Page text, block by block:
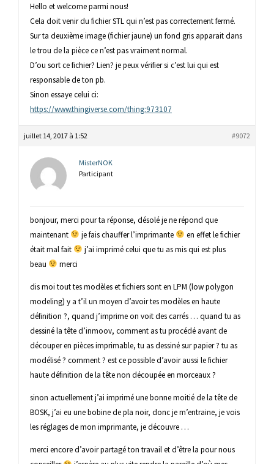
Hello et welcome parmi nous!
Cela doit venir du fichier STL qui n’est pas correctement fermé.
Sur ta deuxième image (fichier jaune) un fond gris apparait dans
le trou de la pièce ce n’est pas vraiment normal.
D’ou sort ce fichier? Lien? je peux vérifier si c’est lui qui est
responsable de ton pb.
Sinon essaye celui ci:
https://www.thingiverse.com/thing:973107
juillet 14, 2017 à 1:52 #9072
MisterNOK
Participant
bonjour, merci pour ta réponse, désolé je ne répond que
maintenant
je fais chauffer l’imprimante
en effet le fichier
était mal fait
j’ai imprimé celui que tu as mis qui est plus
beau
merci
dis moi tout tes modèles et fichiers sont en LPM (low polygon
modeling) y a t’il un moyen d’avoir tes modèles en haute
définition ?, quand j’imprime on voit des carrés … quand tu as
dessiné la tête d’inmoov, comment as tu procédé avant de
découper en pièces imprimable, tu as dessiné sur papier ? tu as
modélisé ? comment ? est ce possible d’avoir aussi le fichier
haute définition de la tête non découpée en morceaux ?
sinon actuellement j’ai imprimé une bonne moitié de la tête de
BOSK, j’ai eu une bobine de pla noir, donc je m’entraine, je vois
les réglages de mon imprimante, je découvre …
merci encore d’avoir partagé ton travail et d’être la pour nous